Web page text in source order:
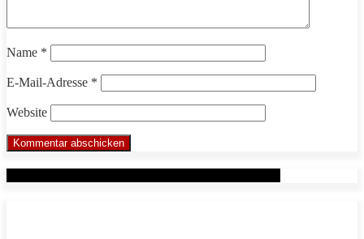
Name *
E-Mail-Adresse *
Website